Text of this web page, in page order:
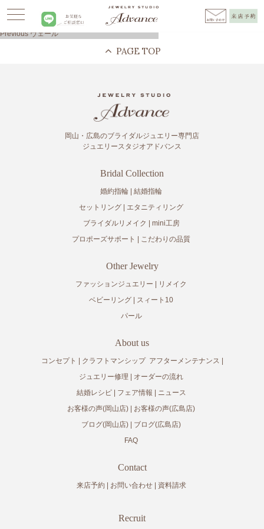
>ヴェール>veil_mr_pg
投
PreviousPrevious
ヴェール
岡山・広島のブライダルジュエリー専門店
ジュエリースタジオアドバンス
Bridal Collection
婚約指輪
結婚指輪
セットリング
エタニティリング
ブライダルリメイク
mini工房
プロポーズサポート
こだわりの品質
Other Jewelry
ファッションジュエリー
リメイク
ベビーリング
スィート10
パール
About us
コンセプト クラフトマンシップ アフターメンテナンス
ジュエリー修理
オーダーの流れ
結婚レシピ
フェア情報
ニュース
お客様の声(岡山店)
お客様の声(広島店)
ブログ(岡山店)
ブログ(広島店)
FAQ
Contact
来店予約 お問い合わせ 資料請求
Recruit